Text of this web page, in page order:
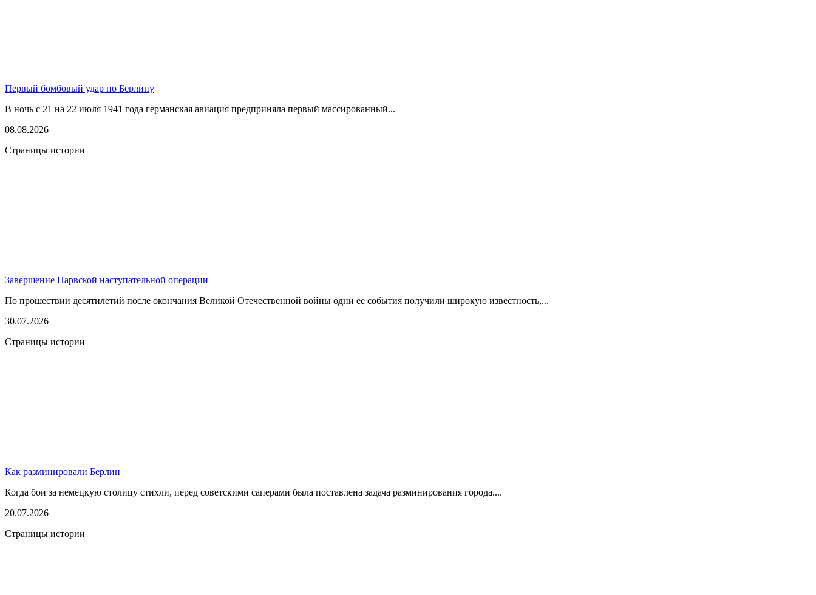
Первый бомбовый удар по Берлину
В ночь с 21 на 22 июля 1941 года германская авиация предприняла первый массированный...
08.08.2026
Страницы истории
Завершение Нарвской наступательной операции
По прошествии десятилетий после окончания Великой Отечественной войны одни ее события получили широкую известность,...
30.07.2026
Страницы истории
Как разминировали Берлин
Когда бои за немецкую столицу стихли, перед советскими саперами была поставлена задача разминирования города....
20.07.2026
Страницы истории